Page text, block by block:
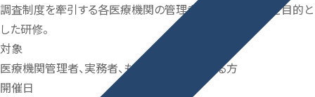
調査制度を牽引する各医療機関の管理者、実務者の養成を目的と
した研修。
対象
医療機関管理者、実務者、もしくはこれに準ずる方
開催日